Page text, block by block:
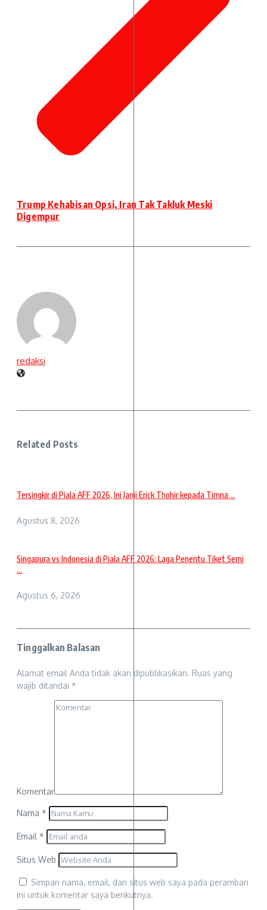
Trump Kehabisan Opsi, Iran Tak Takluk Meski
Digempur
redaksi
Related Posts
Tersingkir di Piala AFF 2026, Ini Janji Erick Thohir kepada Timna ...
Agustus 8, 2026
Singapura vs Indonesia di Piala AFF 2026: Laga Penentu Tiket Semi
...
Agustus 6, 2026
Tinggalkan Balasan
Alamat email Anda tidak akan dipublikasikan. Ruas yang
wajib ditandai *
Komentar
Nama *
Email *
Situs Web
Simpan nama, email, dan situs web saya pada peramban
ini untuk komentar saya berikutnya.